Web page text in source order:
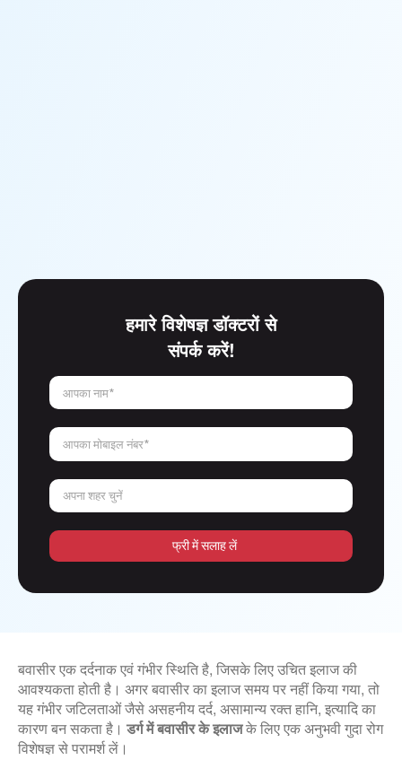
हमारे विशेषज्ञ डॉक्टरों से
संपर्क करें!
आपका नाम*
आपका मोबाइल नंबर*
अपना शहर चुनें
फ्री में सलाह लें
बवासीर एक दर्दनाक एवं गंभीर स्थिति है, जिसके लिए उचित इलाज की
आवश्यकता होती है। अगर बवासीर का इलाज समय पर नहीं किया गया, तो
यह गंभीर जटिलताओं जैसे असहनीय दर्द, असामान्य रक्त हानि, इत्यादि का
कारण बन सकता है। डर्ग में बवासीर के इलाजके लिए एक अनुभवी गुदा रोग
विशेषज्ञ से परामर्श लें।